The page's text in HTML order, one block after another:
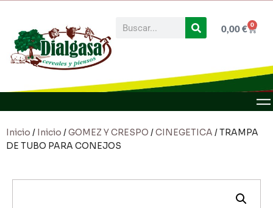
0,00€ 0
Inicio / Inicio /GOMEZ Y CRESPO /CINEGETICA / TRAMPA
DE TUBO PARA CONEJOS